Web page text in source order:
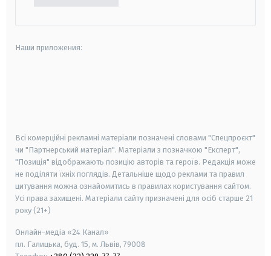
Наши приложения:
Всі комерційні рекламні матеріали позначені словами "Спецпроєкт"
чи "Партнерський матеріал". Матеріали з позначкою "Експерт",
"Позиція" відображають позицію авторів та героїв. Редакція може
не поділяти їхніх поглядів. Детальніше щодо реклами та правил
цитування можна ознайомитись в правилах користування сайтом.
Усі права захищені. Матеріали сайту призначені для осіб старше 21
року (21+)
Онлайн-медіа «24 Канал»
пл. Галицька, буд. 15, м. Львів, 79008